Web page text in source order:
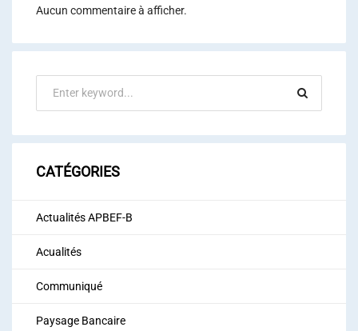
Aucun commentaire à afficher.
CATÉGORIES
Actualités APBEF-B
Acualités
Communiqué
Paysage Bancaire